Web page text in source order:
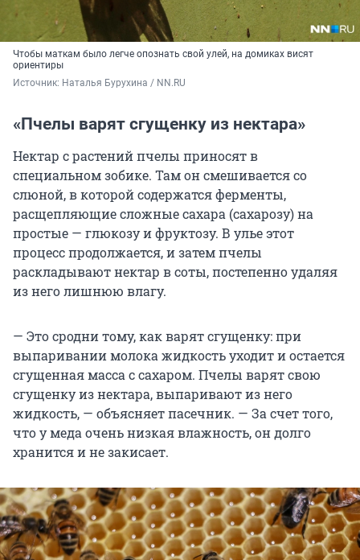
Чтобы маткам было легче опознать свой улей, на домиках висят
ориентиры
Источник: Наталья Бурухина / NN.RU
«Пчелы варят сгущенку из нектара»
Нектар с растений пчелы приносят в
специальном зобике. Там он смешивается со
слюной, в которой содержатся ферменты,
расщепляющие сложные сахара (сахарозу) на
простые — глюкозу и фруктозу. В улье этот
процесс продолжается, и затем пчелы
раскладывают нектар в соты, постепенно удаляя
из него лишнюю влагу.
— Это сродни тому, как варят сгущенку: при
выпаривании молока жидкость уходит и остается
сгущенная масса с сахаром. Пчелы варят свою
сгущенку из нектара, выпаривают из него
жидкость, — объясняет пасечник. — За счет того,
что у меда очень низкая влажность, он долго
хранится и не закисает.